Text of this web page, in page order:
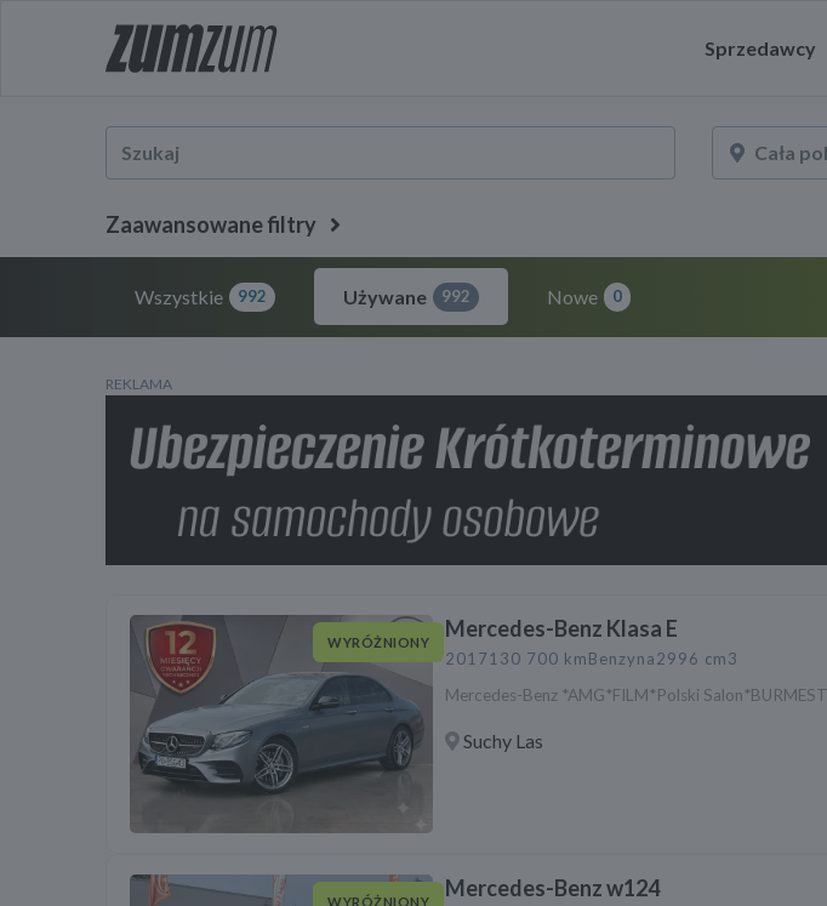
Sprzedawcy
Zaawansowane filtry
Wszystkie 992 Używane 992 Nowe 0
REKLAMA
WYRÓŻNIONY
Mercedes-Benz Klasa E
2017130 700 kmBenzyna2996 cm3
Mercedes-Benz *AMG*FILM*Polski
Suchy Las
WYRÓŻNIONY
Mercedes-Benz w124